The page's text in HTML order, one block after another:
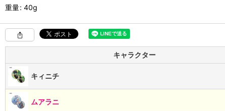
重量: 40g
キャラクター
キィニチ
ムアラニ